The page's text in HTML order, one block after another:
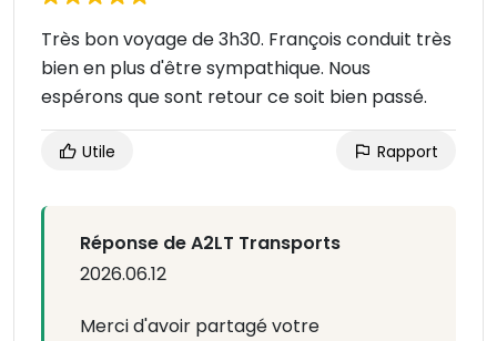
Très bon voyage de 3h30. François conduit très
bien en plus d'être sympathique. Nous
espérons que sont retour ce soit bien passé.
Utile Rapport
Réponse de A2LT Transports
2026.06.12
Merci d'avoir partagé votre